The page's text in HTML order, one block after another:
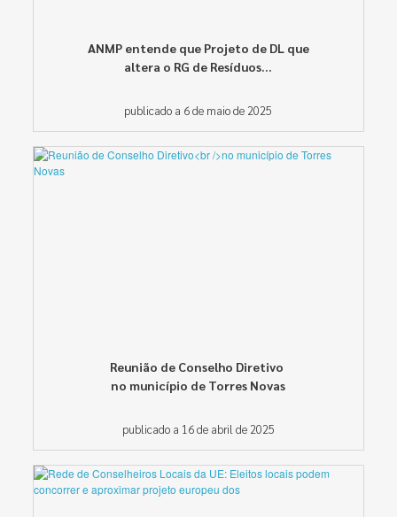
ANMP entende que Projeto de DL que
altera o RG de Resíduos...
publicado a 6 de maio de 2025
Reunião de Conselho Diretivo
no município de Torres Novas
publicado a 16 de abril de 2025